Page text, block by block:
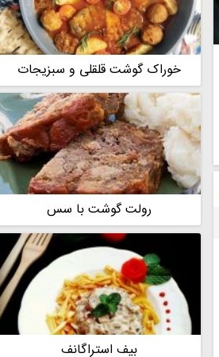
خوراک گوشت قلقلی و سبزیجات
رولت گوشت با سس
بیف استراگانف